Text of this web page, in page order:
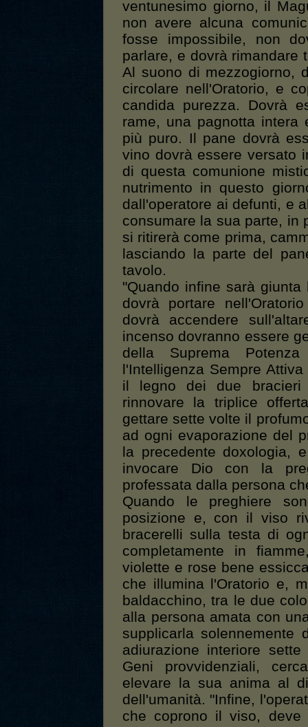
ventunesimo giorno, il
non avere alcuna
fosse impossibile, non
parlare, e dovrà rimandare
Al suono di mezzogiorno,
circolare nell'Oratorio, e
candida purezza. Dovrà
rame, una pagnotta
più puro. Il pane dovrà
vino dovrà essere versato
di questa comunione
nutrimento in questo
dall'operatore ai defunti, e
consumare la sua parte, in
si ritirerà come prima,
lasciando la parte del
tavolo.
"Quando infine sarà
dovrà portare
dovrà accendere
incenso dovranno essere
della Suprema
l'Intelligenza Sempre
il legno dei due
rinnovare la triplice
gettare sette volte il
ad ogni evaporazione del
la precedente doxologia,
invocare Dio con la
professata dalla persona
Quando le preghiere
posizione e, con il viso
bracerelli sulla testa di
completamente in
violette e rose bene
che illumina l'Oratorio e,
baldacchino, tra le due
alla persona amata con
supplicarla solennemente
adiurazione interiore
Geni provvidenziali,
elevare la sua anima al
dell'umanità. "Infine,
che coprono il viso, deve